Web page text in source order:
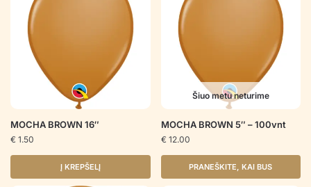
MOCHA BROWN 16″
€ 1.50
Į KREPŠELĮ
Šiuo metu neturime
MOCHA BROWN 5″ – 100vnt
€ 12.00
PRANEŠKITE, KAI BUS